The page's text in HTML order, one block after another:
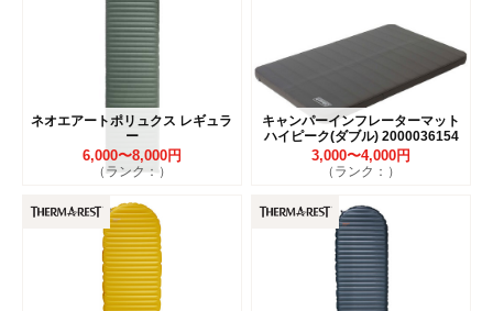
ネオエアートポリュクス レギュラ
ー
6,000〜8,000円
（ランク：）
キャンパーインフレーターマット
ハイピーク(ダブル) 2000036154
3,000〜4,000円
（ランク：）